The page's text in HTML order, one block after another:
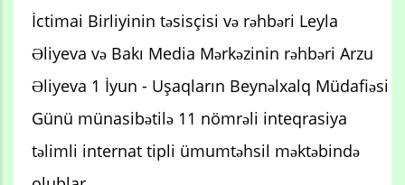
İctimai Birliyinin təsisçisi və rəhbəri Leyla
Əliyeva və Bakı Media Mərkəzinin rəhbəri Arzu
Əliyeva 1 İyun - Uşaqların Beynəlxalq Müdafiəsi
Günü münasibətilə 11 nömrəli inteqrasiya
təlimli internat tipli ümumtəhsil məktəbində